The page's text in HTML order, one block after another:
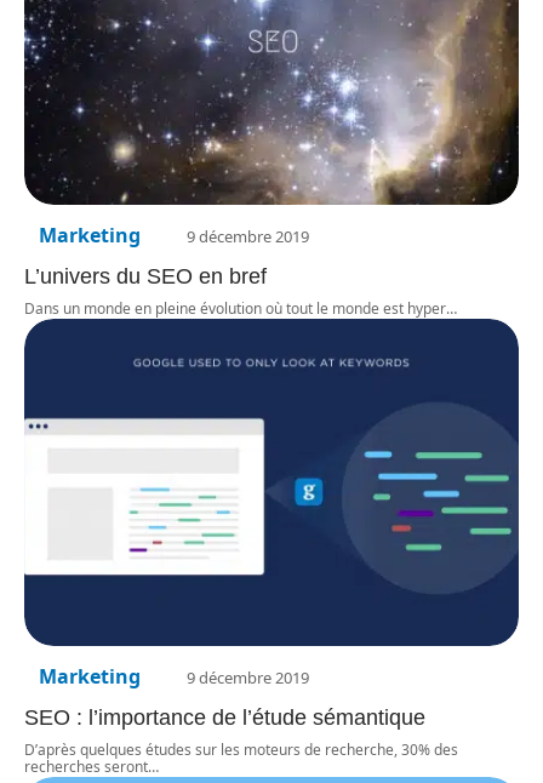
Marketing 9 décembre 2019
L’univers du SEO en bref
Dans un monde en pleine évolution où tout le monde est hyper…
Marketing 9 décembre 2019
SEO : l’importance de l’étude sémantique
D’après quelques études sur les moteurs de recherche, 30% des
recherches seront…